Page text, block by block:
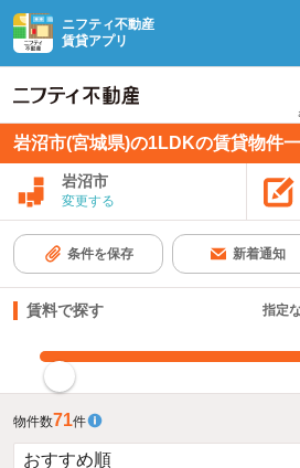
ニフティ不動産
賃貸アプリ
岩沼市(宮城県)の1LDKの賃貸物件
岩沼市
変更する
条件を保存 新着通知
賃料で探す 指定
物件数71件